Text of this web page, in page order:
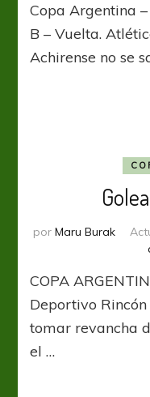
Copa Argentina
B – Vuelta.
Achirense no se
por Maru Burak
COPA
Deportivo
tomar revancha
el …